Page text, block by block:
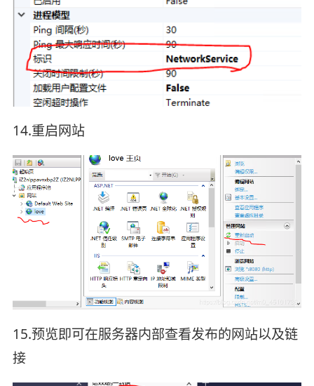
14.重启网站
15.预览即可在服务器内部查看发布的网站以及链
接